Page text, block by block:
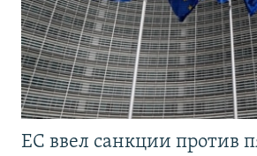
ЕС ввел санкции против